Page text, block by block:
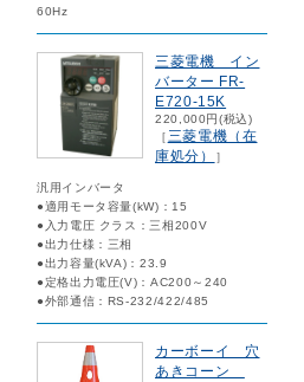
60Hz
三菱電機 イン
バーター FR-
E720-15K
220,000円(税込)
［三菱電機（在
庫処分）
］
汎用インバータ
●適用モータ容量(kW)：15
●入力電圧 クラス：三相200V
●出力仕様：三相
●出力容量(kVA)：23.9
●定格出力電圧(V)：AC200～240
●外部通信：RS-232/422/485
カーボーイ 穴
あきコーン